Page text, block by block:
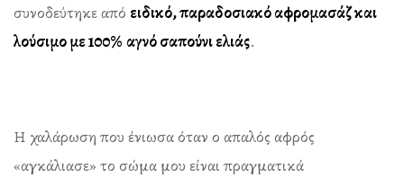
συνοδεύτηκε από ειδικό, παραδοσιακό αφρομασάζ και
λούσιμο με 100% αγνό σαπούνι ελιάς.
Η χαλάρωση που ένιωσα όταν ο απαλός αφρός
«αγκάλιασε» το σώμα μου είναι πραγματικά